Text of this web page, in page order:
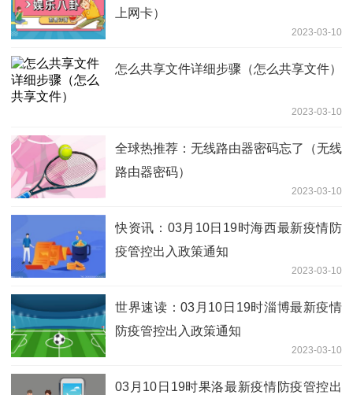
上网卡）
2023-03-10
怎么共享文件详细步骤（怎么共享文件）
2023-03-10
全球热推荐：无线路由器密码忘了（无线
路由器密码）
2023-03-10
快资讯：03月10日19时海西最新疫情防
疫管控出入政策通知
2023-03-10
世界速读：03月10日19时淄博最新疫情
防疫管控出入政策通知
2023-03-10
03月10日19时果洛最新疫情防疫管控出